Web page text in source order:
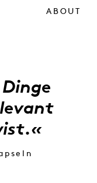
ABOUT
«